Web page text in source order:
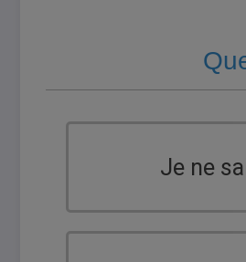
Je ne